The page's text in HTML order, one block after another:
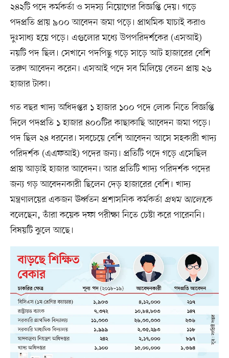
২৪২টি পদে কর্মকর্তা ও সদস্য নিয়োগের বিজ্ঞপ্তি দেয়। গড়ে
পদপ্রতি প্রায় ৯০০ আবেদন জমা পড়ে। প্রাথমিক যাচাই করাও
দুঃসাধ্য হয়ে পড়ে। এগুলোর মধ্যে উপপরিদর্শকের (এসআই)
নয়টি পদ ছিল। সেখানে পদপিছু গড়ে সাড়ে আট হাজারের বেশি
তরুণ আবেদন করেন। এসআই পদে সব মিলিয়ে বেতন প্রায় ২৬
হাজার টাকা।
গত বছর খাদ্য অধিদপ্তর ১ হাজার ১০০ পদে লোক নিতে বিজ্ঞপ্তি
দিলে পদপ্রতি ১ হাজার ৪০০টির কাছাকাছি আবেদন জমা পড়ে।
পদ ছিল ২৪ ধরনের। সবচেয়ে বেশি আবেদন আসে সহকারী খাদ্য
পরিদর্শক (এএফআই) পদের জন্য। প্রতিটি পদে গড়ে এসেছিল
প্রায় আড়াই হাজার আবেদন। আর প্রতিটি খাদ্য পরিদর্শক পদের
জন্য গড় আবেদনকারী ছিলেন দেড় হাজারের বেশি। খাদ্য
মন্ত্রণালয়ের একজন ঊর্ধ্বতন প্রশাসনিক কর্মকর্তা প্রথম আলোকে
বলেছেন, তাঁরা কয়েক দফা পরীক্ষা নিতে চেষ্টা করে পারেননি।
বিষয়টি ঝুলে আছে।